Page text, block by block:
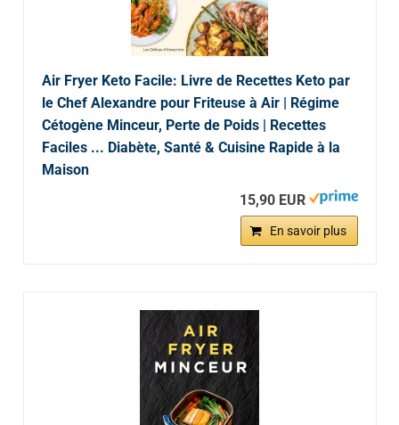
Air Fryer Keto Facile: Livre de Recettes Keto par
le Chef Alexandre pour Friteuse à Air | Régime
Cétogène Minceur, Perte de Poids | Recettes
Faciles ... Diabète, Santé & Cuisine Rapide à la
Maison
15,90 EUR
En savoir plus